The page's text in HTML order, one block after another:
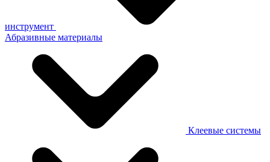
инструмент
Абразивные материалы
Клеевые системы